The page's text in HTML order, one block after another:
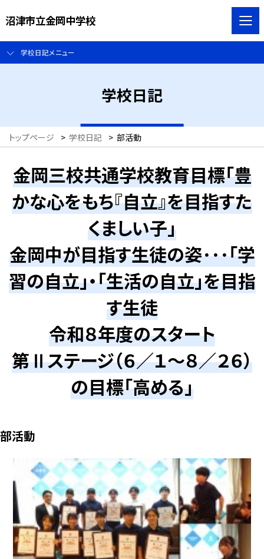
沼津市立金岡中学校
学校日記メニュー
学校日記
トップページ > 学校日記 > 部活動
金岡三校共通学校教育目標「豊
かな心をもち『自立』を目指すた
くましい子」
金岡中が目指す生徒の姿･･･「学
習の自立」・「生活の自立」を目指
す生徒
令和８年度のスタート
第Ⅱステージ（６／１～８／２６）
の目標「高める」
部活動